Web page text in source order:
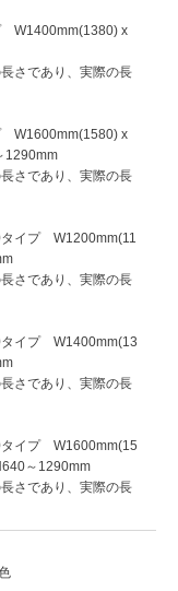
W1400mm(1380) x
さであり、実際の長
W1600mm(1580) x
1290mm
さであり、実際の長
イプ W1200mm(11
さであり、実際の長
イプ W1400mm(13
さであり、実際の長
イプ W1600mm(15
～1290mm
さであり、実際の長